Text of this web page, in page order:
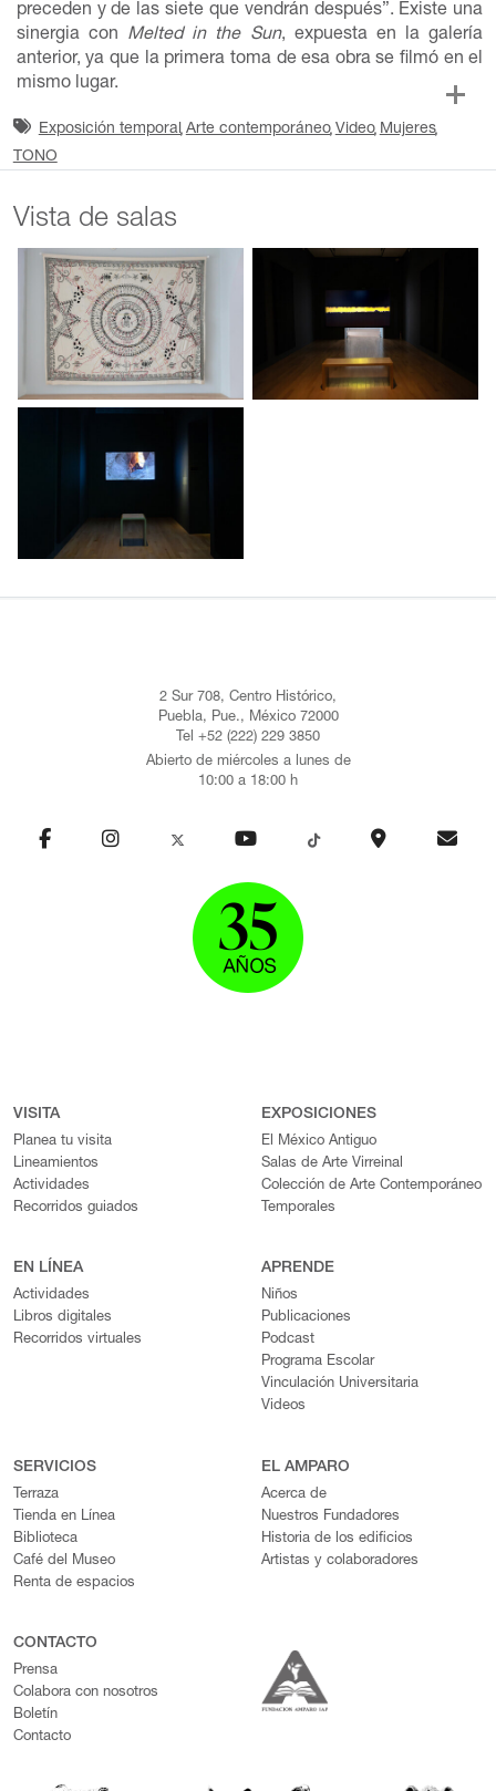
preceden y de las siete que vendrán después”. Existe una
sinergia con Melted in the Sun, expuesta en la galería
anterior, ya que la primera toma de esa obra se filmó en el
mismo lugar.
Exposición temporal Arte contemporáneo Video Mujeres
TONO
Vista de salas
2 Sur 708, Centro Histórico,
Puebla, Pue., México 72000
Tel +52 (222) 229 3850
Abierto de miércoles a lunes de
10:00 a 18:00 h
VISITA
Planea tu visita
Lineamientos
Actividades
Recorridos guiados
EXPOSICIONES
El México Antiguo
Salas de Arte Virreinal
Colección de Arte Contemporáneo
Temporales
EN LÍNEA
Actividades
Libros digitales
Recorridos virtuales
APRENDE
Niños
Publicaciones
Podcast
Programa Escolar
Vinculación Universitaria
Videos
SERVICIOS
Terraza
Tienda en Línea
Biblioteca
Café del Museo
Renta de espacios
EL AMPARO
Acerca de
Nuestros Fundadores
Historia de los edificios
Artistas y colaboradores
CONTACTO
Prensa
Colabora con nosotros
Boletín
Contacto